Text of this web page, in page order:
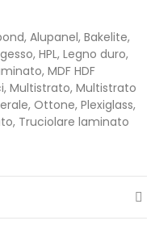
Alupanel, Bakelite,
HPL, Legno duro,
MDF HDF
Multistrato, Multistrato
Ottone, Plexiglass,
Truciolare laminato